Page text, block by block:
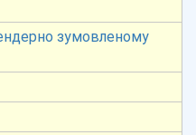
зумовленому